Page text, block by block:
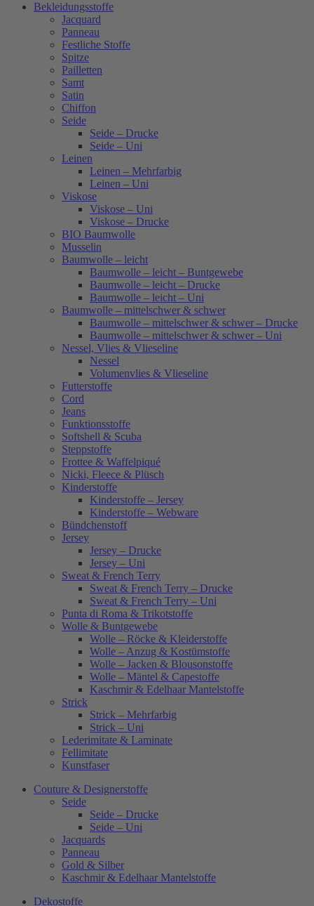
Bekleidungsstoffe
Jacquard
Panneau
Festliche Stoffe
Spitze
Pailletten
Samt
Satin
Chiffon
Seide
Seide – Drucke
Seide – Uni
Leinen
Leinen – Mehrfarbig
Leinen – Uni
Viskose
Viskose – Uni
Viskose – Drucke
BIO Baumwolle
Musselin
Baumwolle – leicht
Baumwolle – leicht – Buntgewebe
Baumwolle – leicht – Drucke
Baumwolle – leicht – Uni
Baumwolle – mittelschwer & schwer
Baumwolle – mittelschwer & schwer – Drucke
Baumwolle – mittelschwer & schwer – Uni
Nessel, Vlies & Vlieseline
Nessel
Volumenvlies & Vlieseline
Futterstoffe
Cord
Jeans
Funktionsstoffe
Softshell & Scuba
Steppstoffe
Frottee & Waffelpiqué
Nicki, Fleece & Plüsch
Kinderstoffe
Kinderstoffe – Jersey
Kinderstoffe – Webware
Bündchenstoff
Jersey
Jersey – Drucke
Jersey – Uni
Sweat & French Terry
Sweat & French Terry – Drucke
Sweat & French Terry – Uni
Punta di Roma & Trikotstoffe
Wolle & Buntgewebe
Wolle – Röcke & Kleiderstoffe
Wolle – Anzug & Kostümstoffe
Wolle – Jacken & Blousonstoffe
Wolle – Mäntel & Capestoffe
Kaschmir & Edelhaar Mantelstoffe
Strick
Strick – Mehrfarbig
Strick – Uni
Lederimitate & Laminate
Fellimitate
Kunstfaser
Couture & Designerstoffe
Seide
Seide – Drucke
Seide – Uni
Jacquards
Panneau
Gold & Silber
Kaschmir & Edelhaar Mantelstoffe
Dekostoffe